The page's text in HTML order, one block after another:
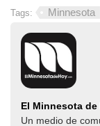
Tags: Minnesota
El Minnesota de
Un medio de